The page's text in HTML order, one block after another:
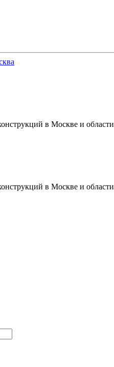
в Москве и области
в Москве и области